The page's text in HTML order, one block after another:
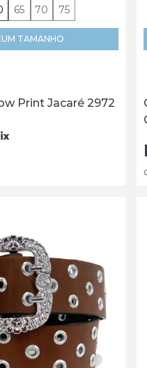
65 70 75
UM TAMANHO
Print Jacaré 2972